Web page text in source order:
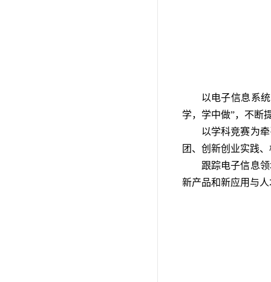
以电子信息系
学，学中做”，不断
以学科竞赛为
团、创新创业实践
跟踪电子信息
新产品和新应用与